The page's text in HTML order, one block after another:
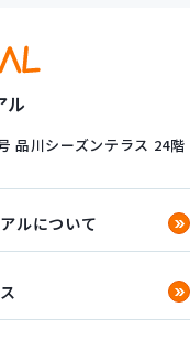
ル
品川シーズンテラス 24階
ルについて